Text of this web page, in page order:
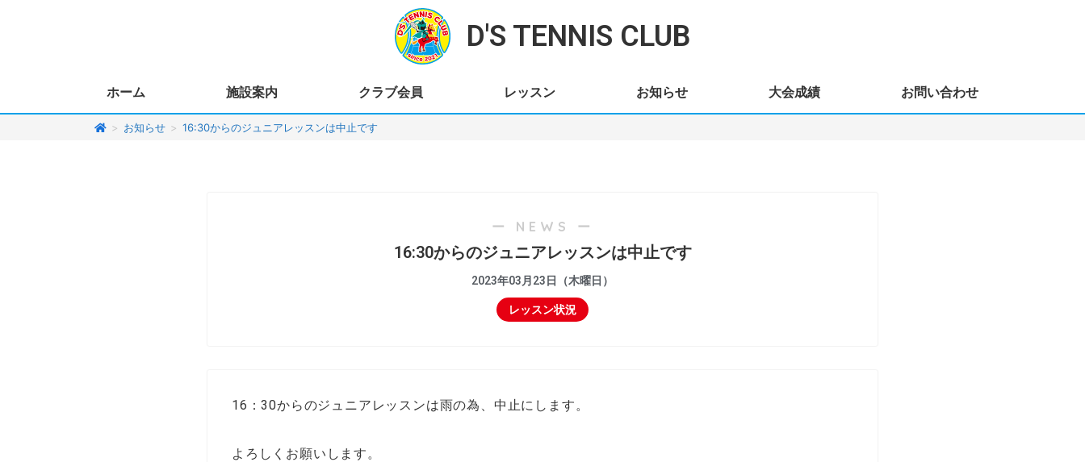
D'S TENNIS CLUB
ホーム 施設案内 クラブ会員 レッスン お知らせ 大会成績 お問い合わせ
> お知らせ > 16:30からのジュニアレッスンは中止です
ー NEWS ー
16:30からのジュニアレッスンは中止です
2023年03月23日（木曜日）
レッスン状況
16：30からのジュニアレッスンは雨の為、中止にします。
よろしくお願いします。